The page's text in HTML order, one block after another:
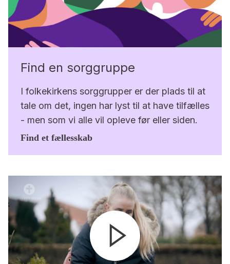
Find en sorggruppe
I folkekirkens sorggrupper er der plads til at
tale om det, ingen har lyst til at have tilfælles
- men som vi alle vil opleve før eller siden.
Find et fællesskab